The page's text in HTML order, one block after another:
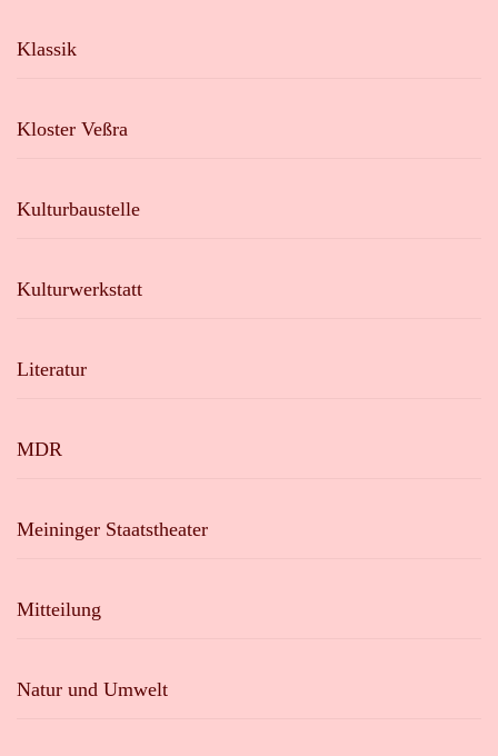
Klassik
Kloster Veßra
Kulturbaustelle
Kulturwerkstatt
Literatur
MDR
Meininger Staatstheater
Mitteilung
Natur und Umwelt